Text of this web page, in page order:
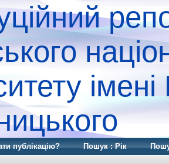
публікацію? Пошук : Рік